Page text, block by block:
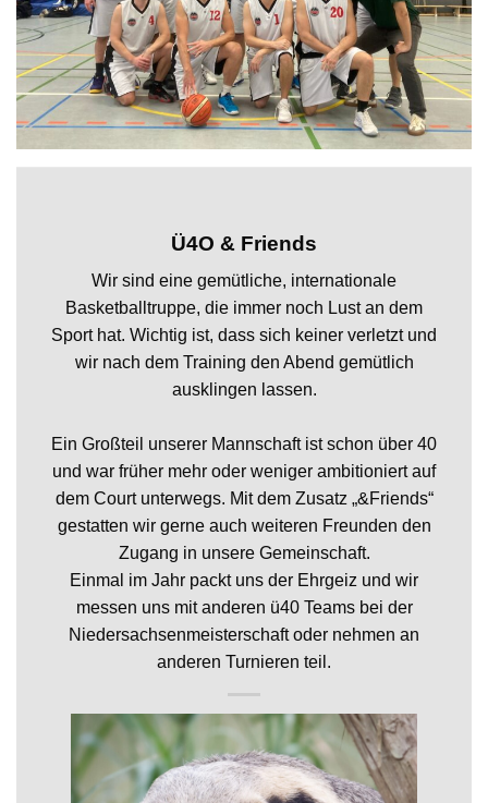
Ü4O & Friends
Wir sind eine gemütliche, internationale
Basketballtruppe, die immer noch Lust an dem
Sport hat. Wichtig ist, dass sich keiner verletzt und
wir nach dem Training den Abend gemütlich
ausklingen lassen.
Ein Großteil unserer Mannschaft ist schon über 40
und war früher mehr oder weniger ambitioniert auf
dem Court unterwegs. Mit dem Zusatz „&Friends“
gestatten wir gerne auch weiteren Freunden den
Zugang in unsere Gemeinschaft.
Einmal im Jahr packt uns der Ehrgeiz und wir
messen uns mit anderen ü40 Teams bei der
Niedersachsenmeisterschaft oder nehmen an
anderen Turnieren teil.